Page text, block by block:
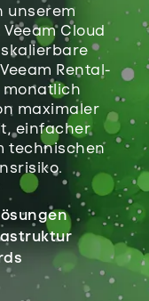
unserem
Cloud
skalierbare
Rental-
monatlich
maximaler
einfacher
technischen